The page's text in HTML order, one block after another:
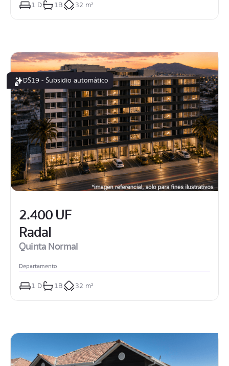
1 D 1B 32 m²
DS19 - Subsidio automático
2.400 UF
Radal
Quinta Normal
Departamento
1 D 1B 32 m²